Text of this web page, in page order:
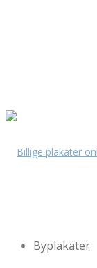
Byplakater